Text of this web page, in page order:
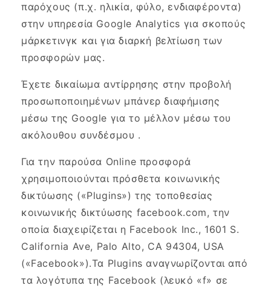
παρόχους (π.χ. ηλικία, φύλο, ενδιαφέροντα)
στην υπηρεσία Google Analytics για σκοπούς
μάρκετινγκ και για διαρκή βελτίωση των
προσφορών μας.
Έχετε δικαίωμα αντίρρησης στην προβολή
προσωποποιημένων μπάνερ διαφήμισης
μέσω της Google για το μέλλον μέσω του
ακόλουθου συνδέσμου .
Για την παρούσα Online προσφορά
χρησιμοποιούνται πρόσθετα κοινωνικής
δικτύωσης («Plugins») της τοποθεσίας
κοινωνικής δικτύωσης facebook.com, την
οποία διαχειρίζεται η Facebook Inc., 1601 S.
California Ave, Palo Alto, CA 94304, USA
(«Facebook»).Τα Plugins αναγνωρίζονται από
τα λογότυπα της Facebook (λευκό «f» σε